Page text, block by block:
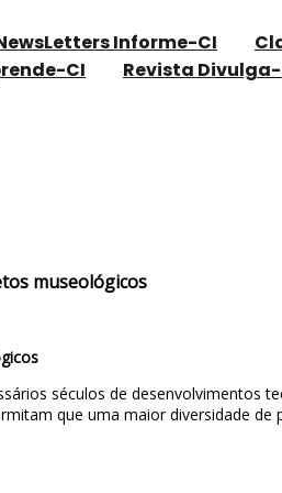
Informe-CI
CI
Revista
museológicos
séculos de desenvolvimentos
que uma maior diversidade de